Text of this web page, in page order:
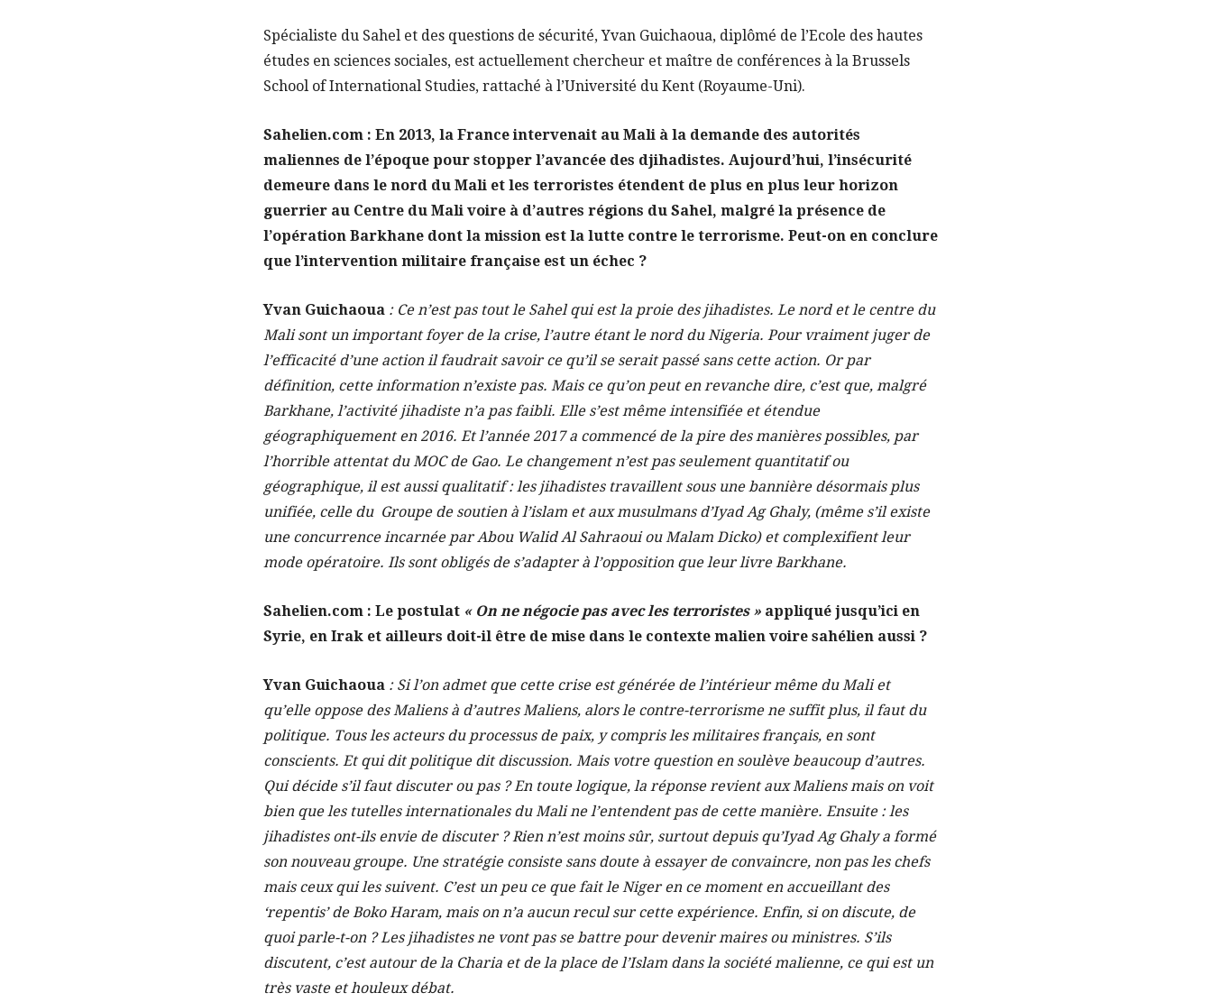
Spécialiste du Sahel et des questions de sécurité, Yvan Guichaoua, diplômé de l’Ecole des hautes
études en sciences sociales, est actuellement chercheur et maître de conférences à la Brussels
School of International Studies, rattaché à l’Université du Kent (Royaume-Uni).
Sahelien.com : En 2013, la France intervenait au Mali à la demande des autorités
maliennes de l’époque pour stopper l’avancée des djihadistes. Aujourd’hui, l’insécurité
demeure dans le nord du Mali et les terroristes étendent de plus en plus leur horizon
guerrier au Centre du Mali voire à d’autres régions du Sahel, malgré la présence de
l’opération Barkhane dont la mission est la lutte contre le terrorisme. Peut-on en conclure
que l’intervention militaire française est un échec ?
Yvan Guichaoua : Ce n’est pas tout le Sahel qui est la proie des jihadistes. Le nord et le centre du
Mali sont un important foyer de la crise, l’autre étant le nord du Nigeria. Pour vraiment juger de
l’efficacité d’une action il faudrait savoir ce qu’il se serait passé sans cette action. Or par
définition, cette information n’existe pas. Mais ce qu’on peut en revanche dire, c’est que, malgré
Barkhane, l’activité jihadiste n’a pas faibli. Elle s’est même intensifiée et étendue
géographiquement en 2016. Et l’année 2017 a commencé de la pire des manières possibles, par
l’horrible attentat du MOC de Gao. Le changement n’est pas seulement quantitatif ou
géographique, il est aussi qualitatif : les jihadistes travaillent sous une bannière désormais plus
unifiée, celle du Groupe de soutien à l’islam et aux musulmans d’Iyad Ag Ghaly, (même s’il existe
une concurrence incarnée par Abou Walid Al Sahraoui ou Malam Dicko) et complexifient leur
mode opératoire. Ils sont obligés de s’adapter à l’opposition que leur livre Barkhane.
Sahelien.com : Le postulat « On ne négocie pas avec les terroristes » appliqué jusqu’ici en
Syrie, en Irak et ailleurs doit-il être de mise dans le contexte malien voire sahélien aussi ?
Yvan Guichaoua : Si l’on admet que cette crise est générée de l’intérieur même du Mali et
qu’elle oppose des Maliens à d’autres Maliens, alors le contre-terrorisme ne suffit plus, il faut du
politique. Tous les acteurs du processus de paix, y compris les militaires français, en sont
conscients. Et qui dit politique dit discussion. Mais votre question en soulève beaucoup d’autres.
Qui décide s’il faut discuter ou pas ? En toute logique, la réponse revient aux Maliens mais on voit
bien que les tutelles internationales du Mali ne l’entendent pas de cette manière. Ensuite : les
jihadistes ont-ils envie de discuter ? Rien n’est moins sûr, surtout depuis qu’Iyad Ag Ghaly a formé
son nouveau groupe. Une stratégie consiste sans doute à essayer de convaincre, non pas les chefs
mais ceux qui les suivent. C’est un peu ce que fait le Niger en ce moment en accueillant des
‘repentis’ de Boko Haram, mais on n’a aucun recul sur cette expérience. Enfin, si on discute, de
quoi parle-t-on ? Les jihadistes ne vont pas se battre pour devenir maires ou ministres. S’ils
discutent, c’est autour de la Charia et de la place de l’Islam dans la société malienne, ce qui est un
très vaste et houleux débat.